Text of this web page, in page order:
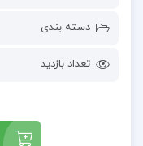
دسته بندی
تعداد بازدید